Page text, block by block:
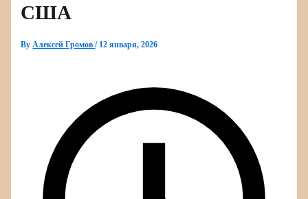
США
By Алексей Громов/ 12 января, 2026